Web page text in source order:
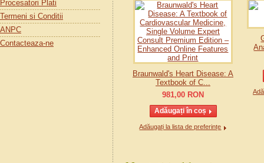
Braunwald's Heart Disease: A
Textbook of C...
981,00 RON
Adăugați la lista de preferințe
Procesatori Plati
Termeni si Conditii
ANPC
Contacteaza-ne